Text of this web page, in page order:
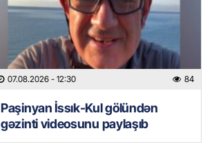
07.08.2026 - 12:30 84
Paşinyan İssık-Kul gölündən
gəzinti videosunu paylaşıb